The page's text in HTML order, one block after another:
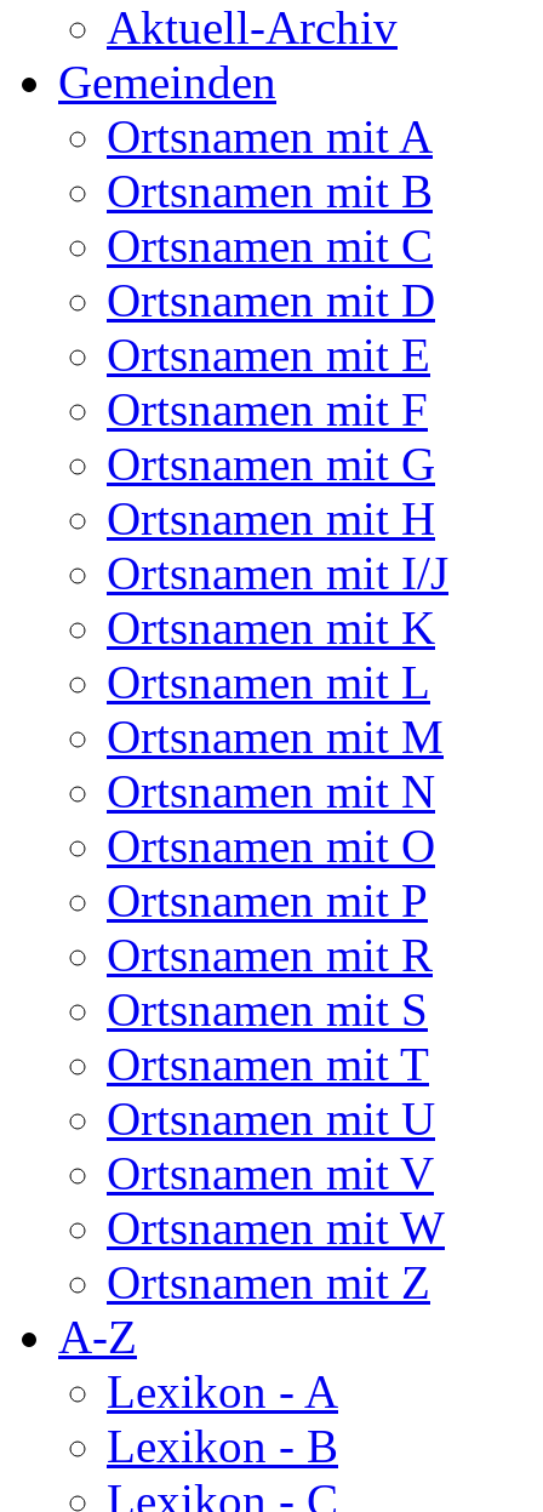
Aktuell-Archiv
Gemeinden
Ortsnamen mit A
Ortsnamen mit B
Ortsnamen mit C
Ortsnamen mit D
Ortsnamen mit E
Ortsnamen mit F
Ortsnamen mit G
Ortsnamen mit H
Ortsnamen mit I/J
Ortsnamen mit K
Ortsnamen mit L
Ortsnamen mit M
Ortsnamen mit N
Ortsnamen mit O
Ortsnamen mit P
Ortsnamen mit R
Ortsnamen mit S
Ortsnamen mit T
Ortsnamen mit U
Ortsnamen mit V
Ortsnamen mit W
Ortsnamen mit Z
A-Z
Lexikon - A
Lexikon - B
Lexikon - C